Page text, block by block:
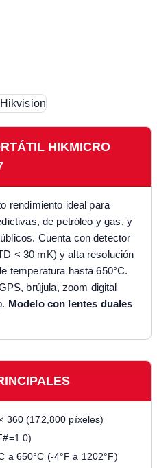
HIKMICRO
rendimiento ideal para
de petróleo y gas, y
Cuenta con detector
< 30 mK) y alta resolución
temperatura hasta 650°C.
brújula, zoom digital
Modelo con lentes duales
360 (172,800 píxeles)
a 650°C (-4°F a 1202°F)